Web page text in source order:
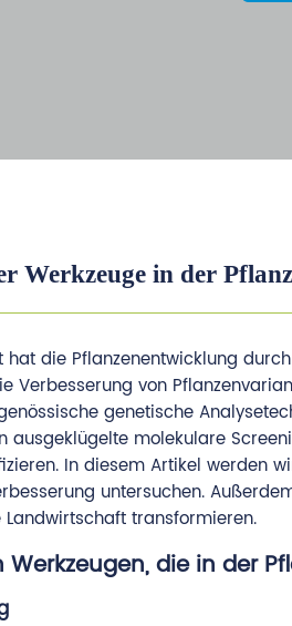
Werkzeuge in der
die Pflanzenentwicklung
Verbesserung von
genetische
ausgeklügelte molekulare
In diesem Artikel werden
untersuchen.
transformieren.
die in der